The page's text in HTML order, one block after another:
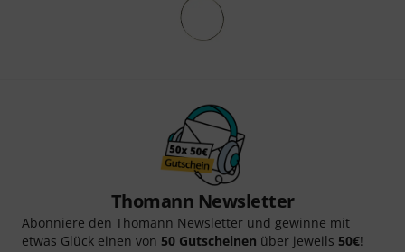
Thomann Newsletter
Abonniere den Thomann Newsletter und gewinne mit
etwas Glück einen von 50 Gutscheinen über jeweils 50€!